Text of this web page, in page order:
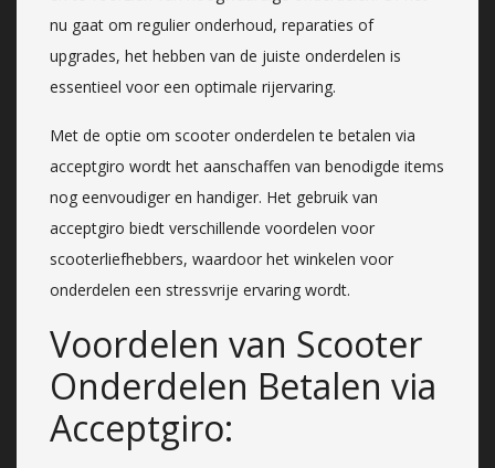
nu gaat om regulier onderhoud, reparaties of
upgrades, het hebben van de juiste onderdelen is
essentieel voor een optimale rijervaring.
Met de optie om scooter onderdelen te betalen via
acceptgiro wordt het aanschaffen van benodigde items
nog eenvoudiger en handiger. Het gebruik van
acceptgiro biedt verschillende voordelen voor
scooterliefhebbers, waardoor het winkelen voor
onderdelen een stressvrije ervaring wordt.
Voordelen van Scooter
Onderdelen Betalen via
Acceptgiro: